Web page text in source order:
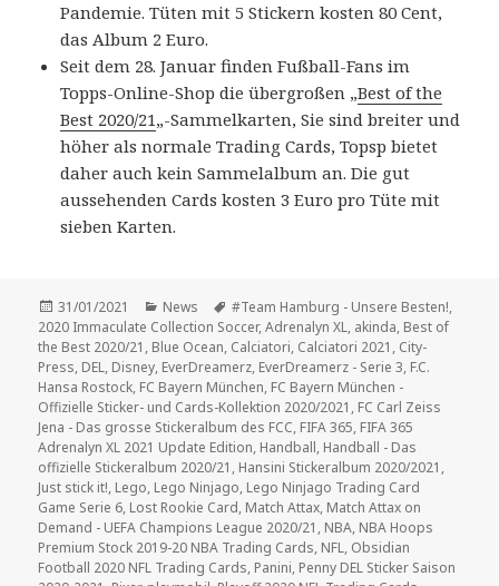
Pandemie. Tüten mit 5 Stickern kosten 80 Cent,
das Album 2 Euro.
Seit dem 28. Januar finden Fußball-Fans im
Topps-Online-Shop die übergroßen „Best of the
Best 2020/21„-Sammelkarten, Sie sind breiter und
höher als normale Trading Cards, Topsp bietet
daher auch kein Sammelalbum an. Die gut
aussehenden Cards kosten 3 Euro pro Tüte mit
sieben Karten.
Veröffentlicht
am
31/01/2021 Kategorien
News Schlagwörter
#Team Hamburg - Unsere Besten!,
2020 Immaculate Collection Soccer,Adrenalyn XL, akinda, Best of
the Best 2020/21 , Blue Ocean, Calciatori, Calciatori 2021 , City-
Press, DEL, Disney, EverDreamerz, EverDreamerz - Serie 3, F.C.
Hansa Rostock, FC Bayern München, FC Bayern München -
Offizielle Sticker- und Cards-Kollektion 2020/2021 , FC Carl Zeiss
Jena - Das grosse Stickeralbum des FCC, FIFA 365, FIFA 365
Adrenalyn XL 2021 Update Edition, Handball, Handball - Das
offizielle Stickeralbum 2020/21 , Hansini Stickeralbum 2020/2021 ,
Just stick it!, Lego, Lego Ninjago, Lego Ninjago Trading Card
Game Serie 6, Lost Rookie Card, Match Attax, Match Attax on
Demand - UEFA Champions League 2020/21 , NBA, NBA Hoops
Premium Stock 2019-20 NBA Trading Cards, NFL, Obsidian
Football 2020 NFL Trading Cards, Panini, Penny DEL Sticker Saison